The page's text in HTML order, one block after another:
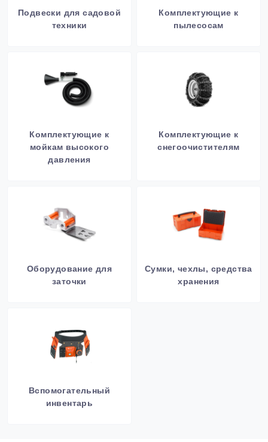
Подвески для садовой
техники
Комплектующие к
пылесосам
Комплектующие к
мойкам высокого
давления
Комплектующие к
снегоочистителям
Оборудование для
заточки
Сумки, чехлы, средства
хранения
Вспомогательный
инвентарь